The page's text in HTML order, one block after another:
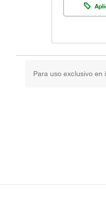
Para uso exclusivo